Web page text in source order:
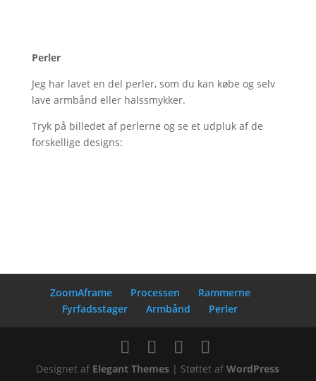
Perler
Jeg har lavet en del perler, som du kan købe og selv
lave armbånd eller halssmykker.
Tryk på billedet af perlerne og se et udpluk af de
forskellige designs:
ZoomAframe Processen
Rammerne
Fyrfadsstager
Armbånd Perler
Designet af Elegant Themes | Støttet afWordPress